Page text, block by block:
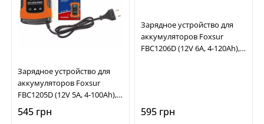
Зарядное устройство для
аккумуляторов Foxsur
FBC1205D (12V 5A, 4-100Ah),
импульсное,
автоматическое
545 грн
Зарядное устройство для
аккумуляторов Foxsur
FBC1206D (12V 6A, 4-120Ah),
595 грн